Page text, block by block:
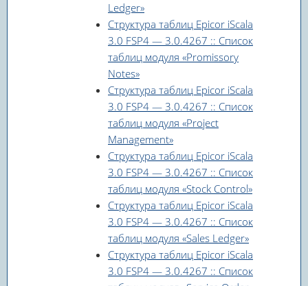
Ledger»
Структура таблиц Epicor iScala
3.0 FSP4 — 3.0.4267 :: Список
таблиц модуля «Promissory
Notes»
Структура таблиц Epicor iScala
3.0 FSP4 — 3.0.4267 :: Список
таблиц модуля «Project
Management»
Структура таблиц Epicor iScala
3.0 FSP4 — 3.0.4267 :: Список
таблиц модуля «Stock Control»
Структура таблиц Epicor iScala
3.0 FSP4 — 3.0.4267 :: Список
таблиц модуля «Sales Ledger»
Структура таблиц Epicor iScala
3.0 FSP4 — 3.0.4267 :: Список